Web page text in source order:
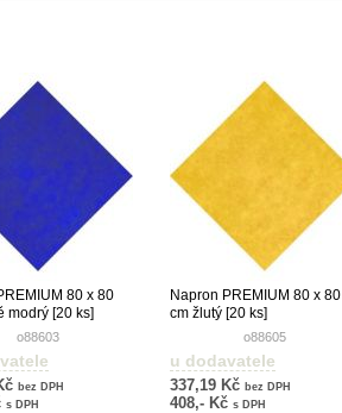
80 x 80
modrý [20 ks]
o88603
bez DPH
s DPH
Napron PREMIUM 80 x 80
cm žlutý [20 ks]
o88605
u dodavatele
337,19 Kč bez DPH
408,- Kč s DPH